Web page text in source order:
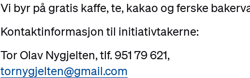
Vi byr på gratis kaffe, te, kakao og ferske
Kontaktinformasjon til initiativtakerne:
Tor Olav Nygjelten, tlf. 951 79 621,
tornygjelten@gmail.com